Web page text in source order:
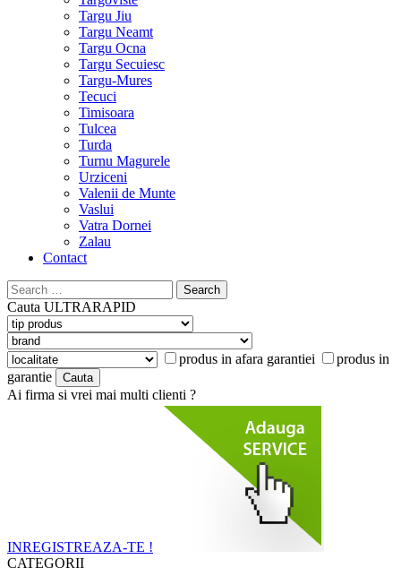
Targu Jiu
Targu Neamt
Targu Ocna
Targu Secuiesc
Targu-Mures
Tecuci
Timisoara
Tulcea
Turda
Turnu Magurele
Urziceni
Valenii de Munte
Vaslui
Vatra Dornei
Zalau
Contact
Search
for:
Cauta ULTRARAPID
produs in afara garantiei
produs in
garantie
Ai firma si vrei mai multi clienti ?
INREGISTREAZA-TE !
CATEGORII